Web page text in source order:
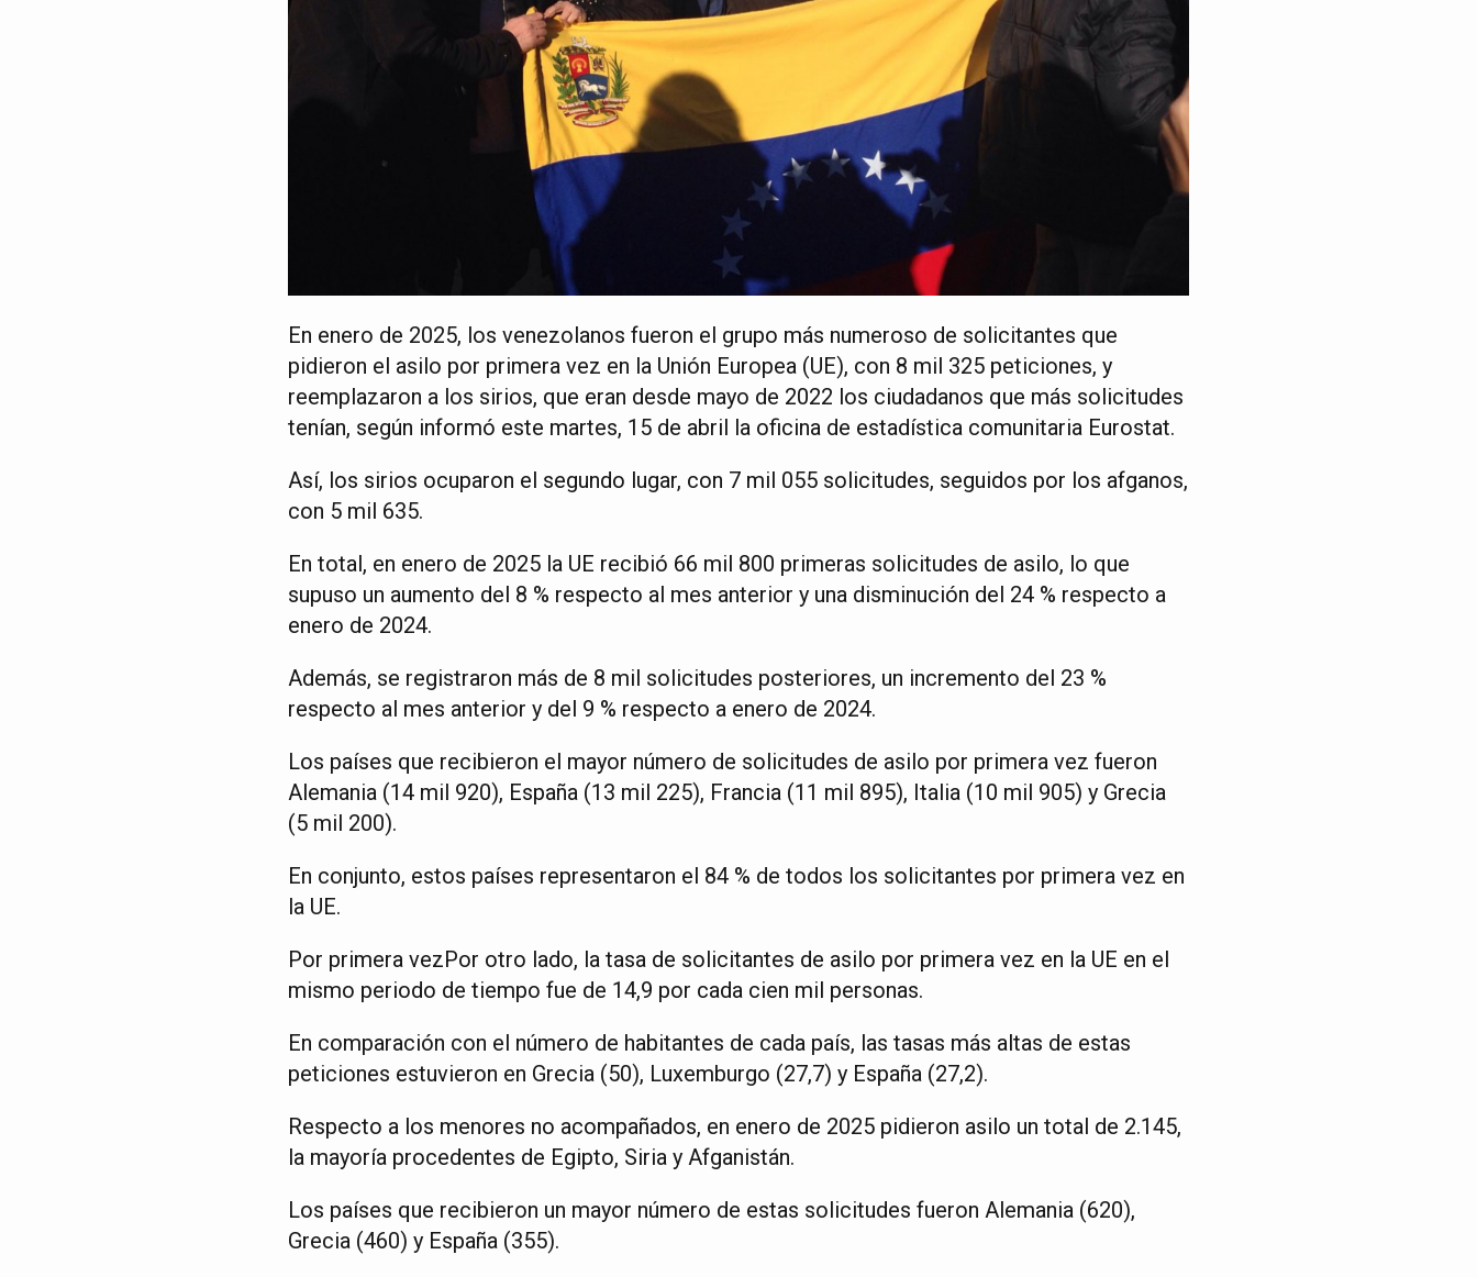
En enero de 2025, los venezolanos fueron el grupo más numeroso de solicitantes que
pidieron el asilo por primera vez en la Unión Europea (UE), con 8 mil 325 peticiones, y
reemplazaron a los sirios, que eran desde mayo de 2022 los ciudadanos que más solicitudes
tenían, según informó este martes, 15 de abril la oficina de estadística comunitaria Eurostat.
Así, los sirios ocuparon el segundo lugar, con 7 mil 055 solicitudes, seguidos por los afganos,
con 5 mil 635.
En total, en enero de 2025 la UE recibió 66 mil 800 primeras solicitudes de asilo, lo que
supuso un aumento del 8 % respecto al mes anterior y una disminución del 24 % respecto a
enero de 2024.
Además, se registraron más de 8 mil solicitudes posteriores, un incremento del 23 %
respecto al mes anterior y del 9 % respecto a enero de 2024.
Los países que recibieron el mayor número de solicitudes de asilo por primera vez fueron
Alemania (14 mil 920), España (13 mil 225), Francia (11 mil 895), Italia (10 mil 905) y Grecia
(5 mil 200).
En conjunto, estos países representaron el 84 % de todos los solicitantes por primera vez en
la UE.
Por primera vezPor otro lado, la tasa de solicitantes de asilo por primera vez en la UE en el
mismo periodo de tiempo fue de 14,9 por cada cien mil personas.
En comparación con el número de habitantes de cada país, las tasas más altas de estas
peticiones estuvieron en Grecia (50), Luxemburgo (27,7) y España (27,2).
Respecto a los menores no acompañados, en enero de 2025 pidieron asilo un total de 2.145,
la mayoría procedentes de Egipto, Siria y Afganistán.
Los países que recibieron un mayor número de estas solicitudes fueron Alemania (620),
Grecia (460) y España (355).